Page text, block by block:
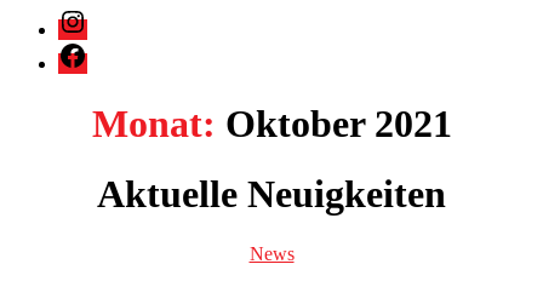
Instagram
Facebook
Monat: Oktober 2021
Aktuelle Neuigkeiten
Categories
News